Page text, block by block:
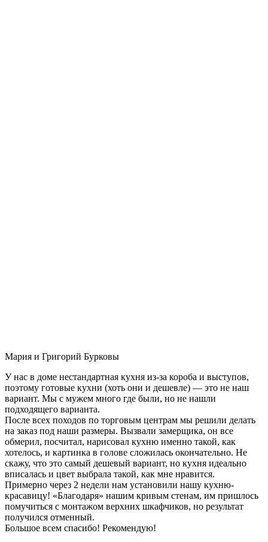
Мария и Григорий Бурковы
У нас в доме нестандартная кухня из-за короба и выступов,
поэтому готовые кухни (хоть они и дешевле) — это не наш
вариант. Мы с мужем много где были, но не нашли
подходящего варианта.
После всех походов по торговым центрам мы решили делать
на заказ под наши размеры. Вызвали замерщика, он все
обмерил, посчитал, нарисовал кухню именно такой, как
хотелось, и картинка в голове сложилась окончательно. Не
скажу, что это самый дешевый вариант, но кухня идеально
вписалась и цвет выбрала такой, как мне нравится.
Примерно через 2 недели нам установили нашу кухню-
красавицу! «Благодаря» нашим кривым стенам, им пришлось
помучиться с монтажом верхних шкафчиков, но результат
получился отменный.
Большое всем спасибо! Рекомендую!